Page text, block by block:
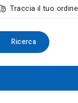
Traccia il tuo ordine
Ricerca